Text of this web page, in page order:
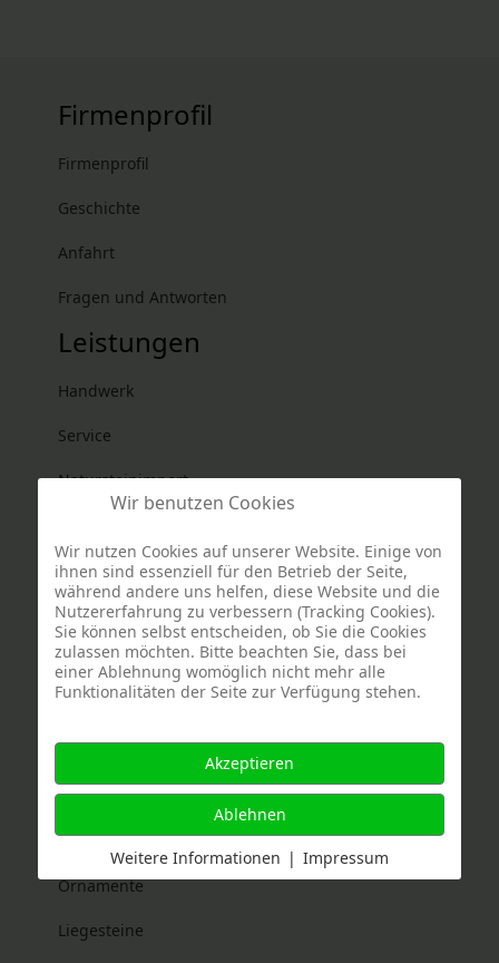
Firmenprofil
Firmenprofil
Geschichte
Anfahrt
Fragen und Antworten
Leistungen
Handwerk
Service
Natursteinimport
Produkte
Bildhauereikunst
Grabmale bearbeitet
Grabmale Natur
Ornamente
Liegesteine
Wir benutzen Cookies
Wir nutzen Cookies auf unserer Website. Einige von
ihnen sind essenziell für den Betrieb der Seite,
während andere uns helfen, diese Website und die
Nutzererfahrung zu verbessern (Tracking Cookies).
Sie können selbst entscheiden, ob Sie die Cookies
zulassen möchten. Bitte beachten Sie, dass bei
einer Ablehnung womöglich nicht mehr alle
Funktionalitäten der Seite zur Verfügung stehen.
Akzeptieren
Ablehnen
Weitere Informationen | Impressum